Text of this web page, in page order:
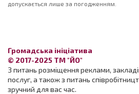
допускається лише за погодженням.
Громадська ініціатива
© 2017-2025 ТМ "ЙО"
З питань розміщення реклами,
послуг, а також з питань
зручний для вас час.